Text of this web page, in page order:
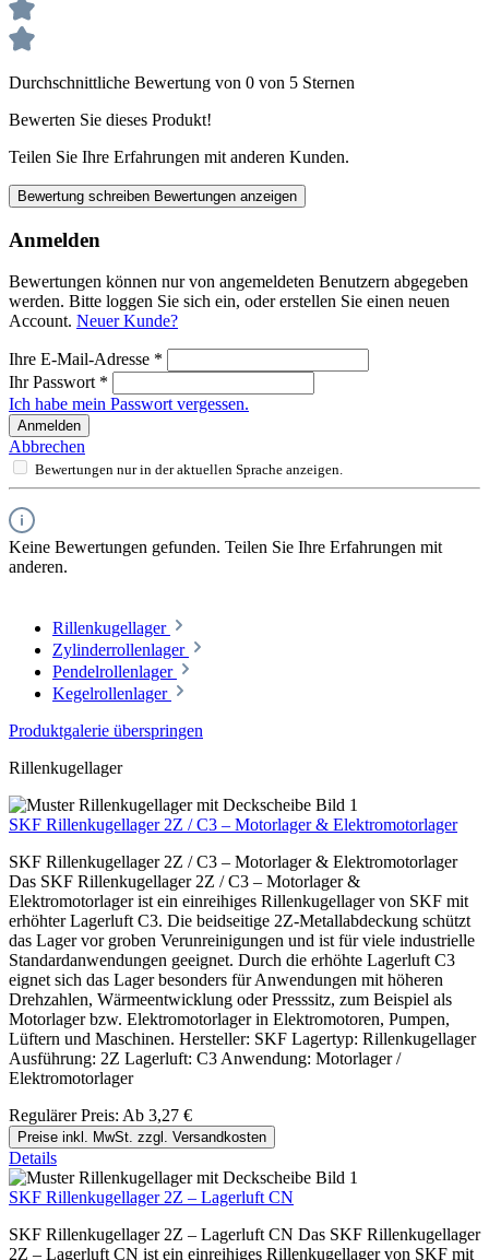
Durchschnittliche Bewertung von 0 von 5 Sternen
Bewerten Sie dieses Produkt!
Teilen Sie Ihre Erfahrungen mit anderen Kunden.
Bewertung schreiben Bewertungen anzeigen
Anmelden
Bewertungen können nur von angemeldeten Benutzern abgegeben
werden. Bitte loggen Sie sich ein, oder erstellen Sie einen neuen
Account. Neuer Kunde?
Ihre E-Mail-Adresse *
Ihr Passwort *
Ich habe mein Passwort vergessen.
Anmelden
Abbrechen
Bewertungen nur in der aktuellen Sprache anzeigen.
Keine Bewertungen gefunden. Teilen Sie Ihre Erfahrungen mit
anderen.
Rillenkugellager
Zylinderrollenlager
Pendelrollenlager
Kegelrollenlager
Produktgalerie überspringen
Rillenkugellager
SKF Rillenkugellager 2Z / C3 – Motorlager & Elektromotorlager
SKF Rillenkugellager 2Z / C3 – Motorlager & Elektromotorlager
Das SKF Rillenkugellager 2Z / C3 – Motorlager &
Elektromotorlager ist ein einreihiges Rillenkugellager von SKF mit
erhöhter Lagerluft C3. Die beidseitige 2Z-Metallabdeckung schützt
das Lager vor groben Verunreinigungen und ist für viele industrielle
Standardanwendungen geeignet. Durch die erhöhte Lagerluft C3
eignet sich das Lager besonders für Anwendungen mit höheren
Drehzahlen, Wärmeentwicklung oder Presssitz, zum Beispiel als
Motorlager bzw. Elektromotorlager in Elektromotoren, Pumpen,
Lüftern und Maschinen. Hersteller: SKF Lagertyp: Rillenkugellager
Ausführung: 2Z Lagerluft: C3 Anwendung: Motorlager /
Elektromotorlager
Regulärer Preis: Ab 3,27 €
Preise inkl. MwSt. zzgl. Versandkosten
Details
SKF Rillenkugellager 2Z – Lagerluft CN
SKF Rillenkugellager 2Z – Lagerluft CN Das SKF Rillenkugellager
2Z – Lagerluft CN ist ein einreihiges Rillenkugellager von SKF mit